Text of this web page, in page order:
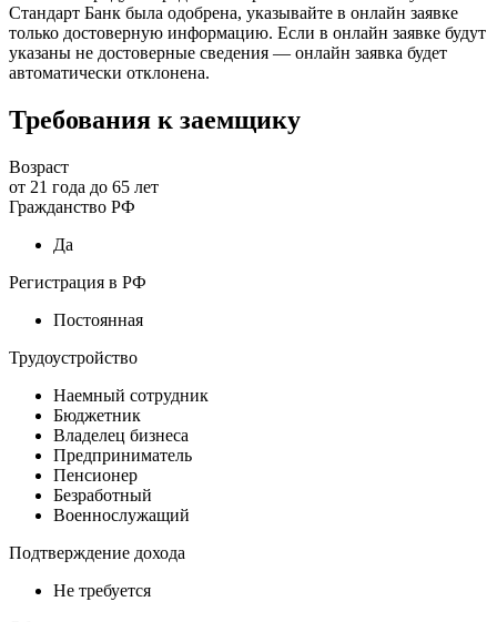
Стандарт Банк была одобрена, указывайте в онлайн заявке
только достоверную информацию. Если в онлайн заявке будут
указаны не достоверные сведения — онлайн заявка будет
автоматически отклонена.
Требования к заемщику
Возраст
от 21 года до 65 лет
Гражданство РФ
Да
Регистрация в РФ
Постоянная
Трудоустройство
Наемный сотрудник
Бюджетник
Владелец бизнеса
Предприниматель
Пенсионер
Безработный
Военнослужащий
Подтверждение дохода
Не требуется